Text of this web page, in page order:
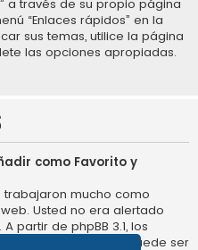
a través de su propio página
“Enlaces rápidos” en la
sus temas, utilice la página
las opciones apropiadas.
como Favorito y
trabajaron mucho como
Usted no era alertado
partir de phpBB 3.1, los
a un tema. Usted puede ser